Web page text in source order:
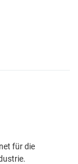
für die